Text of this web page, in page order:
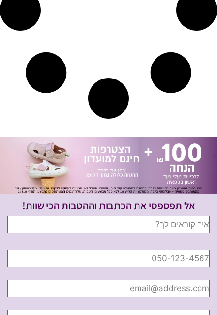
אל תפספסי את הכתבות וההטבות הכי שוות!